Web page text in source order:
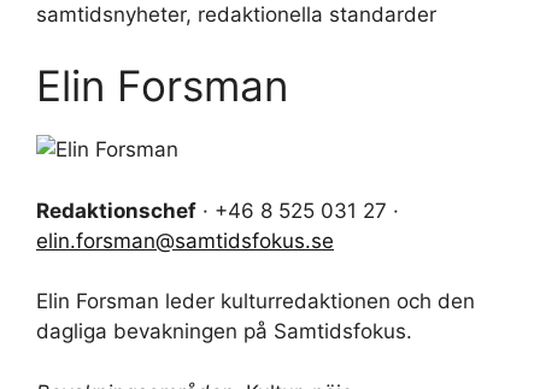
samtidsnyheter, redaktionella standarder
Elin Forsman
Redaktionschef · +46 8 525 031 27 ·
elin.forsman@samtidsfokus.se
Elin Forsman leder kulturredaktionen och den
dagliga bevakningen på Samtidsfokus.